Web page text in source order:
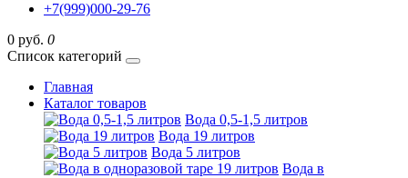
+7(999)000-29-76
0 руб. 0
Список категорий
Главная
Каталог товаров
Вода 0,5-1,5 литров
Вода 19 литров
Вода 5 литров
Вода в